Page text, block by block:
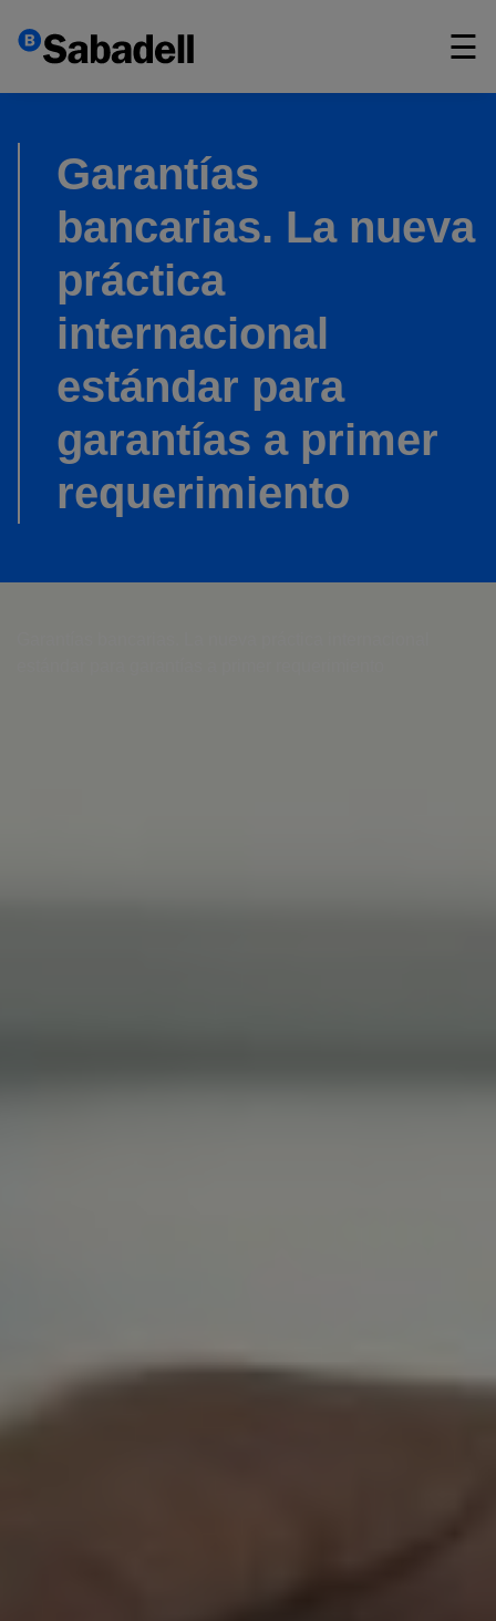
☰
×
Garantías
bancarias. La nueva
práctica
internacional
estándar para
garantías a primer
requerimiento